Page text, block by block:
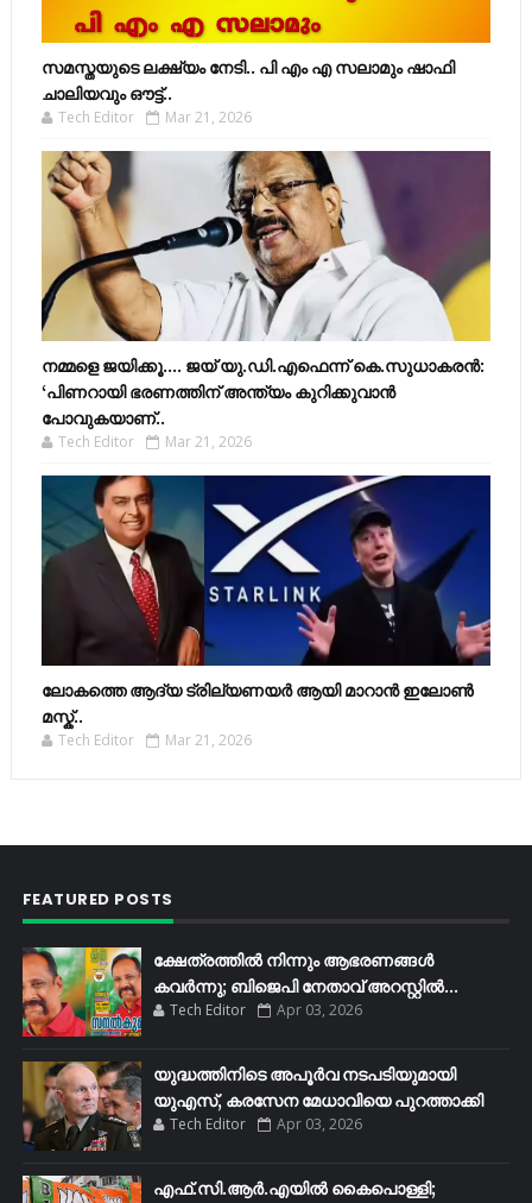
സമസ്തയുടെ ലക്ഷ്യം നേടി.. പി എം എ സലാമും ഷാഫി
ചാലിയവും ഔട്ട്..
Tech Editor Mar 21, 2026
നമ്മളെ ജയിക്കൂ.... ജയ് യു.ഡി.എഫെന്ന് കെ.സുധാകരൻ:
‘പിണറായി ഭരണത്തിന് അന്ത്യം കുറിക്കുവാൻ
പോവുകയാണ്..
Tech Editor Mar 21, 2026
ലോകത്തെ ആദ്യ ട്രില്യണയർ ആയി മാറാൻ ഇലോൺ
മസ്ക്..
Tech Editor Mar 21, 2026
FEATURED POSTS
ക്ഷേത്രത്തിൽ നിന്നും ആഭരണങ്ങൾ
കവർന്നു; ബിജെപി നേതാവ് അറസ്റ്റിൽ...
Tech Editor Apr 03, 2026
യുദ്ധത്തിനിടെ അപൂർവ നടപടിയുമായി
യുഎസ്, കരസേന മേധാവിയെ പുറത്താക്കി
Tech Editor Apr 03, 2026
എഫ്​.സി.ആർ.എയിൽ കൈപൊള്ളി;